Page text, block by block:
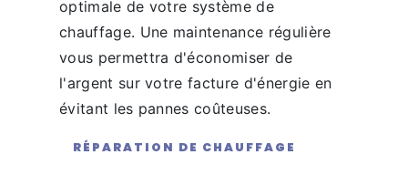
optimale de votre système de
chauffage. Une maintenance régulière
vous permettra d'économiser de
l'argent sur votre facture d'énergie en
évitant les pannes coûteuses.
RÉPARATION DE CHAUFFAGE